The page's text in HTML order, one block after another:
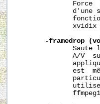
Force
d'une
xvidix
-framedrop
Saute
A/V
est